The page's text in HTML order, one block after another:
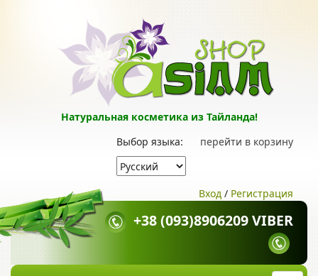
Натуральная косметика из Тайланда!
перейти в корзину
Выбор языка:
Вход / Регистрация
+38 (093)8906209 VIBER